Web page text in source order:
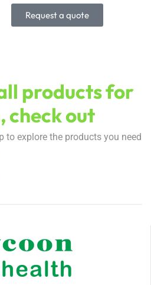
Request a quote
products for
check out
to explore the products you need